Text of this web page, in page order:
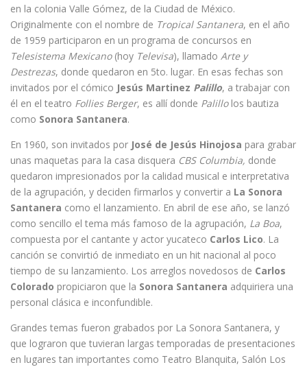
en la colonia Valle Gómez, de la Ciudad de México.
Originalmente con el nombre de Tropical Santanera, en el año
de 1959 participaron en un programa de concursos en
Telesistema Mexicano(hoy Televisa), llamado Arte y
Destrezas, donde quedaron en 5to. lugar. En esas fechas son
invitados por el cómico Jesús Martinez Palillo, a trabajar con
él en el teatro Follies Berger, es allí donde Palillolos bautiza
como Sonora Santanera.
En 1960, son invitados por José de Jesús Hinojosa para grabar
unas maquetas para la casa disquera CBS Columbia, donde
quedaron impresionados por la calidad musical e interpretativa
de la agrupación, y deciden firmarlos y convertir a La Sonora
Santanera como el lanzamiento. En abril de ese año, se lanzó
como sencillo el tema más famoso de la agrupación, La Boa,
compuesta por el cantante y actor yucateco Carlos Lico. La
canción se convirtió de inmediato en un hit nacional al poco
tiempo de su lanzamiento. Los arreglos novedosos de Carlos
Colorado propiciaron que la Sonora Santanera adquiriera una
personal clásica e inconfundible.
Grandes temas fueron grabados por La Sonora Santanera, y
que lograron que tuvieran largas temporadas de presentaciones
en lugares tan importantes como Teatro Blanquita, Salón Los